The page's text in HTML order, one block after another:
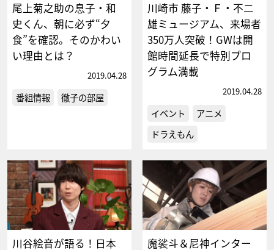
尾上菊之助の息子・和
史くん、朝に必ず“夕
食”を確認。そのかわい
い理由とは？
2019.04.28
番組情報 徹子の部屋
川崎市 藤子・Ｆ・不二
雄ミュージアム、来場者
350万人突破！GWは開
館時間延長で特別プロ
グラム満載
2019.04.28
イベント
アニメ
ドラえもん
川谷絵音が語る！日本
魔裟斗＆尼神インター